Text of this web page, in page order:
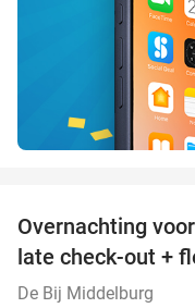
Overnachting
late check-out +
De Bij Middelburg